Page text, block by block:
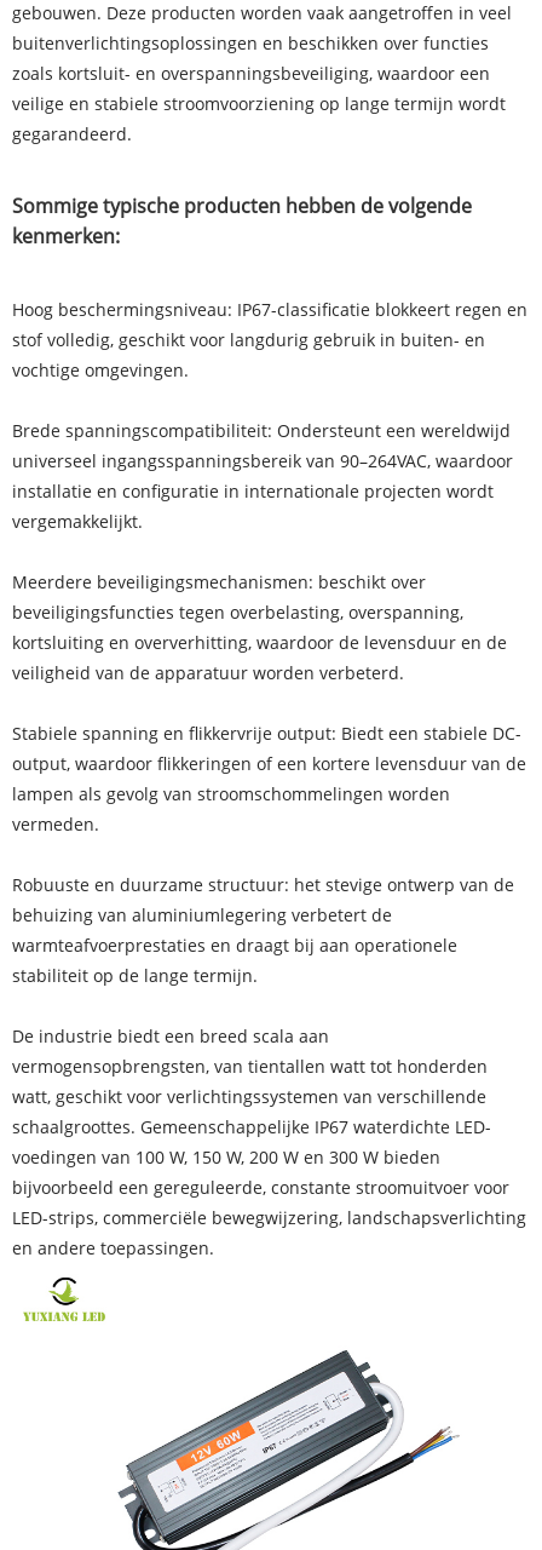
gebouwen. Deze producten worden vaak aangetroffen in veel
buitenverlichtingsoplossingen en beschikken over functies
zoals kortsluit- en overspanningsbeveiliging, waardoor een
veilige en stabiele stroomvoorziening op lange termijn wordt
gegarandeerd.
Sommige typische producten hebben de volgende
kenmerken:
Hoog beschermingsniveau: IP67-classificatie blokkeert regen en
stof volledig, geschikt voor langdurig gebruik in buiten- en
vochtige omgevingen.
Brede spanningscompatibiliteit: Ondersteunt een wereldwijd
universeel ingangsspanningsbereik van 90–264VAC, waardoor
installatie en configuratie in internationale projecten wordt
vergemakkelijkt.
Meerdere beveiligingsmechanismen: beschikt over
beveiligingsfuncties tegen overbelasting, overspanning,
kortsluiting en oververhitting, waardoor de levensduur en de
veiligheid van de apparatuur worden verbeterd.
Stabiele spanning en flikkervrije output: Biedt een stabiele DC-
output, waardoor flikkeringen of een kortere levensduur van de
lampen als gevolg van stroomschommelingen worden
vermeden.
Robuuste en duurzame structuur: het stevige ontwerp van de
behuizing van aluminiumlegering verbetert de
warmteafvoerprestaties en draagt ​​bij aan operationele
stabiliteit op de lange termijn.
De industrie biedt een breed scala aan
vermogensopbrengsten, van tientallen watt tot honderden
watt, geschikt voor verlichtingssystemen van verschillende
schaalgroottes. Gemeenschappelijke IP67 waterdichte LED-
voedingen van 100 W, 150 W, 200 W en 300 W bieden
bijvoorbeeld een gereguleerde, constante stroomuitvoer voor
LED-strips, commerciële bewegwijzering, landschapsverlichting
en andere toepassingen.